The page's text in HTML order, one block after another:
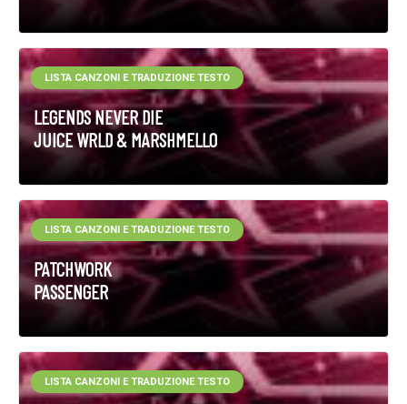
LEGENDS NEVER DIE
JUICE WRLD & MARSHMELLO
LISTA CANZONI E TRADUZIONE TESTO
PATCHWORK
PASSENGER
LISTA CANZONI E TRADUZIONE TESTO
LISTA CANZONI E TRADUZIONE TESTO